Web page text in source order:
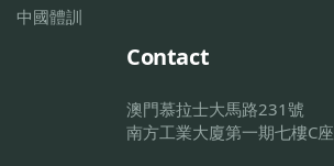
中國體訓
Contact
澳門慕拉士大馬路231號
南方工業大廈第一期七樓C座